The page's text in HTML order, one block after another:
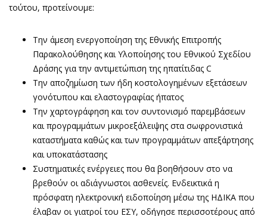
τούτου, προτείνουμε:
Την άμεση ενεργοποίηση της Εθνικής Επιτροπής
Παρακολούθησης και Υλοποίησης του Εθνικού Σχεδίου
Δράσης για την αντιμετώπιση της ηπατίτιδας C
Την αποζημίωση των ήδη κοστολογημένων εξετάσεων
γονότυπου και ελαστογραφίας ήπατος
Την χαρτογράφηση και τον συντονισμό παρεμβάσεων
και προγραμμάτων μικροεξάλειψης στα σωφρονιστικά
καταστήματα καθώς και των προγραμμάτων απεξάρτησης
και υποκατάστασης
Συστηματικές ενέργειες που θα βοηθήσουν στο να
βρεθούν οι αδιάγνωστοι ασθενείς. Ενδεικτικά η
πρόσφατη ηλεκτρονική ειδοποίηση μέσω της ΗΔΙΚΑ που
έλαβαν οι γιατροί του ΕΣΥ, οδήγησε περισσοτέρους από